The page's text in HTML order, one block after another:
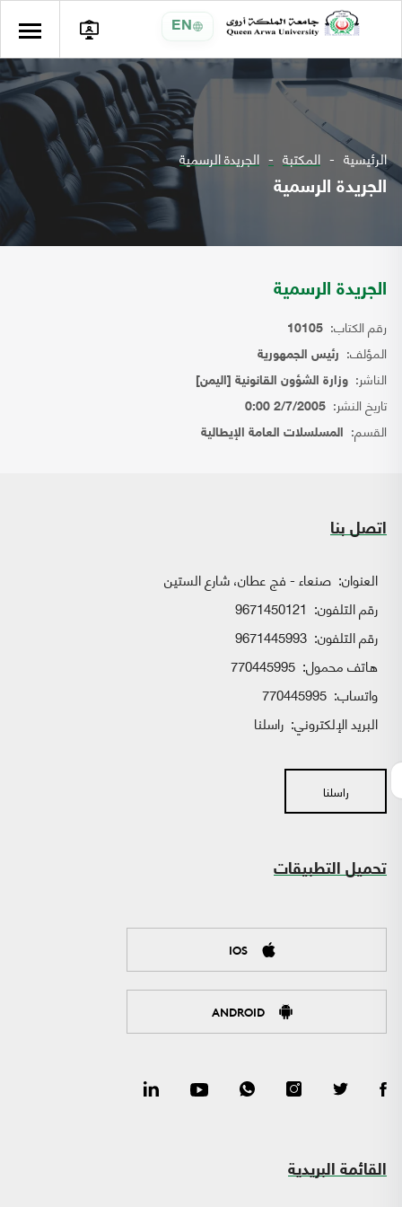
EN
الرئيسية المكتبة الجريدة الرسمية
الجريدة الرسمية
الجريدة الرسمية
رقم الكتاب: 10105
المؤلف: رئيس الجمهورية
الناشر: وزارة الشؤون القانونية [اليمن]
تاريخ النشر: 2/7/2005 0:00
القسم: المسلسلات العامة الإيطالية
اتصل بنا
العنوان: صنعاء - فج عطان، شارع الستين
رقم التلفون: 9671450121
رقم التلفون: 9671445993
هاتف محمول: 770445995
واتساب:
البريد الإلكتروني: راسلنا
راسلنا
تحميل التطبيقات
IOS
ANDROID
القائمة البريدية